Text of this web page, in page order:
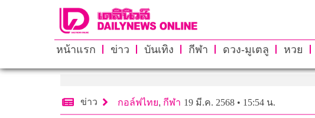
หน้าแรก ข่าว บันเทิง กีฬา ดวง-มูเตลู หวย
ข่าว กอล์ฟไทย, กีฬา 19 มี.ค. 2568 • 15:54 น.